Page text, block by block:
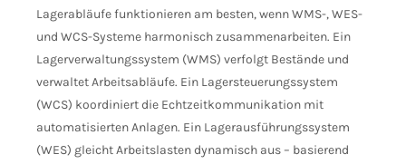
Lagerabläufe funktionieren am besten, wenn WMS-, WES-
und WCS-Systeme harmonisch zusammenarbeiten. Ein
Lagerverwaltungssystem (WMS) verfolgt Bestände und
verwaltet Arbeitsabläufe. Ein Lagersteuerungssystem
(WCS) koordiniert die Echtzeitkommunikation mit
automatisierten Anlagen. Ein Lagerausführungssystem
(WES) gleicht Arbeitslasten dynamisch aus – basierend